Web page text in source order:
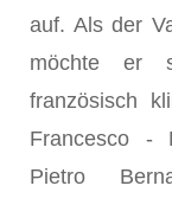
auf. Als der
möchte er
französisch
Francesco -
Pietro